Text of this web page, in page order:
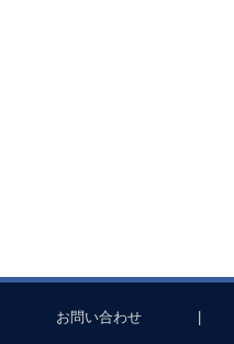
お問い合わせ